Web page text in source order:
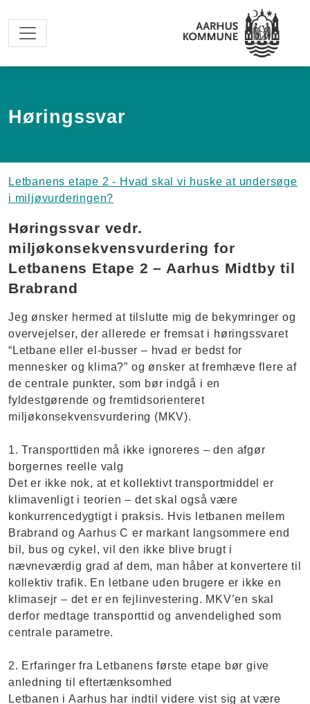
Høringssvar
Letbanens etape 2 - Hvad skal vi huske at undersøge
i miljøvurderingen?
Høringssvar vedr.
miljøkonsekvensvurdering for
Letbanens Etape 2 – Aarhus Midtby til
Brabrand
Jeg ønsker hermed at tilslutte mig de bekymringer og
overvejelser, der allerede er fremsat i høringssvaret
“Letbane eller el-busser – hvad er bedst for
mennesker og klima?” og ønsker at fremhæve flere af
de centrale punkter, som bør indgå i en
fyldestgørende og fremtidsorienteret
miljøkonsekvensvurdering (MKV).
1. Transporttiden må ikke ignoreres – den afgør
borgernes reelle valg
Det er ikke nok, at et kollektivt transportmiddel er
klimavenligt i teorien – det skal også være
konkurrencedygtigt i praksis. Hvis letbanen mellem
Brabrand og Aarhus C er markant langsommere end
bil, bus og cykel, vil den ikke blive brugt i
nævneværdig grad af dem, man håber at konvertere til
kollektiv trafik. En letbane uden brugere er ikke en
klimasejr – det er en fejlinvestering. MKV’en skal
derfor medtage transporttid og anvendelighed som
centrale parametre.
2. Erfaringer fra Letbanens første etape bør give
anledning til eftertænksomhed
Letbanen i Aarhus har indtil videre vist sig at være